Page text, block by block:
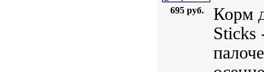
695 руб.
Корм
Sticks